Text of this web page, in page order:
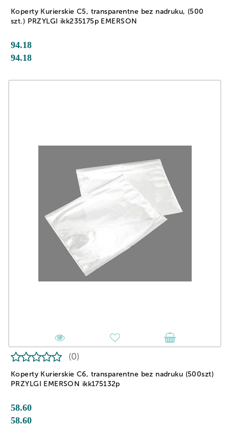
Koperty Kurierskie C5, transparentne bez nadruku, (500
szt.) PRZYLGI ikk235175p EMERSON
94.18
94.18
Koperty Kurierskie C6, transparentne bez nadruku (500szt)
PRZYLGI EMERSON ikk175132p
(0)
58.60
58.60